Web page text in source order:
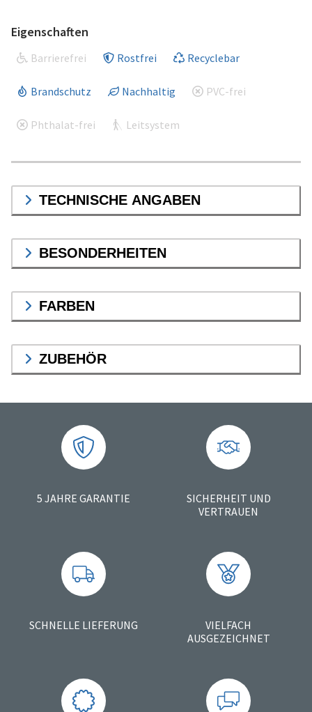
Eigenschaften
Barrierefrei Rostfrei Recyclebar
Brandschutz Nachhaltig PVC-frei
Phthalat-frei Leitsystem
TECHNISCHE ANGABEN
BESONDERHEITEN
FARBEN
ZUBEHÖR
5 JAHRE GARANTIE
SICHERHEIT UND
VERTRAUEN
SCHNELLE LIEFERUNG
VIELFACH
AUSGEZEICHNET